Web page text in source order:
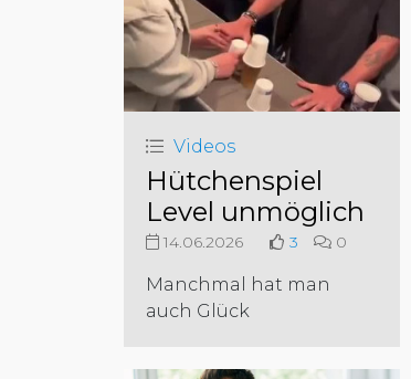
Videos
Hütchenspiel
Level unmöglich
14.06.2026 3 0
Manchmal hat man
auch Glück